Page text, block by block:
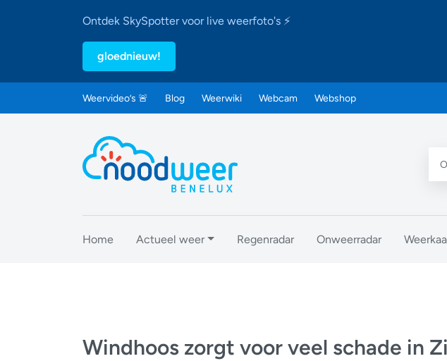
Ontdek SkySpotter voor live weerfoto's ⚡
gloednieuw!
Weervideo’s 🚨 Blog Weerwiki Webcam Webshop
Home Actueel weer Regenradar Onweerradar
Windhoos zorgt voor veel schade in